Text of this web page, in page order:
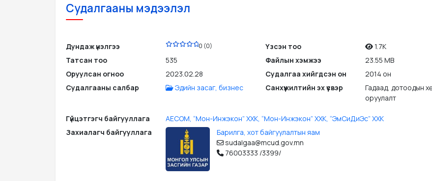
Судалгааны мэдээлэл
Дундаж үнэлгээ 0 (0) Үзсэн тоо
1.7K
Татсан тоо
535 Файлын хэмжээ
23.55 MB
Оруулсан огноо
2023.02.28 Судалгаа хийгдсэн он
2014 он
Судалгааны салбар
Эдийн засаг, бизнес Санхүүжилтийн эх үүсвэр
Гадаад, дотоодын
оруулалт
Гүйцэтгэгч байгууллага
AECOM, “Moн-Инжэкон” ХХК, “Moн-Инжэкон” ХХК, “ЭмСиДиЭс” ХХК
Захиалагч байгууллага
Барилга, хот байгуулалтын яам
sudalgaa@mcud.gov.mn
76003333 /3399/